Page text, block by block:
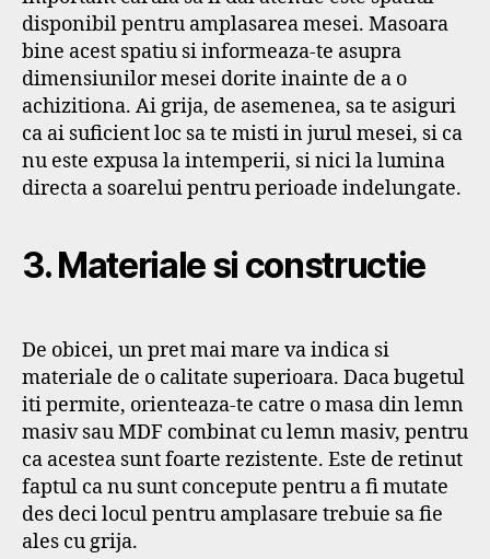
disponibil pentru amplasarea mesei. Masoara
bine acest spatiu si informeaza-te asupra
dimensiunilor mesei dorite inainte de a o
achizitiona. Ai grija, de asemenea, sa te asiguri
ca ai suficient loc sa te misti in jurul mesei, si ca
nu este expusa la intemperii, si nici la lumina
directa a soarelui pentru perioade indelungate.
3. Materiale si constructie
De obicei, un pret mai mare va indica si
materiale de o calitate superioara. Daca bugetul
iti permite, orienteaza-te catre o masa din lemn
masiv sau MDF combinat cu lemn masiv, pentru
ca acestea sunt foarte rezistente. Este de retinut
faptul ca nu sunt concepute pentru a fi mutate
des deci locul pentru amplasare trebuie sa fie
ales cu grija.